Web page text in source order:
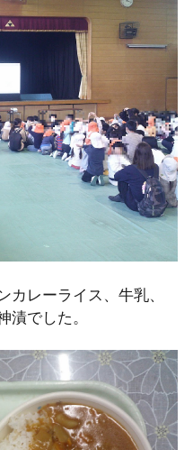
レーライス、牛乳、
でした。